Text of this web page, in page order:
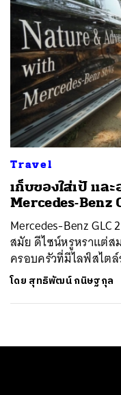
Travel
เก็บของใส่เป้ แ
Mercedes-Benz
Mercedes-Benz
สมัย ดีไซน์หรูหราแต่ส
ครอบครัวที่มีไลฟ์สไต
โดย สุทธิพัฒน์ กนิษฐกุล
ค้นหา
SHARE